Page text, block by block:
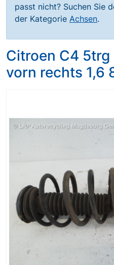
passt nicht? Suchen Sie
der Kategorie Achsen.
Citroen C4 5trg
vorn rechts 1,6